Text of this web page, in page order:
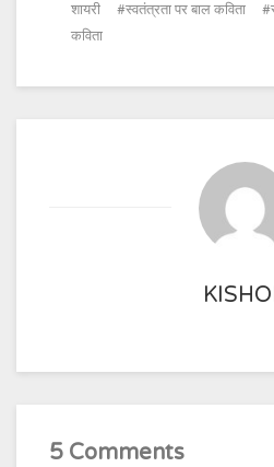
शायरी
स्वतंत्रता पर बाल कविता
कविता
5 Comments